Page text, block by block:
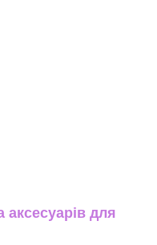
аксесуарів для